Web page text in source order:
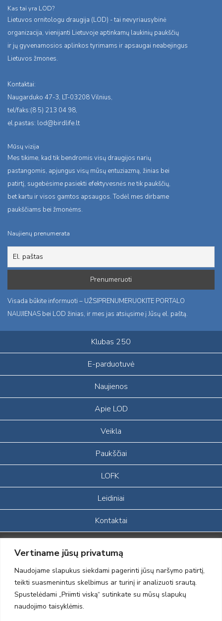
Vertiname jūsų privatumą
Naudojame slapukus siekdami pagerinti jūsų naršymo patirtį,
teikti suasmenintus skelbimus ar turinį ir analizuoti srautą.
Spustelėdami „Priimti viską“ sutinkate su mūsų slapukų
naudojimo taisyklėmis.
Kas tai yra LOD?
Lietuvos ornitologu draugija (LOD) - tai nevyriausybinė
organizacija, vienijanti Lietuvoje aptinkamų laukinių paukščių
ir jų gyvenamosios aplinkos tyrimams ir apsaugai neabejingus
Lietuvos žmones.
Kontaktai:
Naugarduko 47-3, LT-03208 Vilnius,
tel/faks:(8 5) 213 04 98,
el.pastas: lod@birdlife.lt
Mūsų vizija
Mes tikime, kad tik bendromis visų draugijos narių
pastangomis, apjungus visų mūsų entuziazmą, žinias bei
patirtį, sugebėsime pasiekti efektyvesnės ne tik paukščių,
bet kartu ir visos gamtos apsaugos. Todėl mes dirbame
paukščiams bei žmonėms.
Naujienų prenumerata
Visada būkite informuoti – UŽSIPRENUMERUOKITE PORTALO
NAUJIENAS bei LOD žinias, ir mes jas atsiųsime į Jūsų el. paštą.
Klubas 250
E-parduotuvė
Naujienos
Apie LOD
Veikla
Paukščiai
LOFK
Leidiniai
Kontaktai
Portalas sukurtas įgyvendinant Lietuvos Respublikos, Europos
ekonominės erdvės ir Norvegijos finansinių mechanizmų iš dalies
finansuojamą paprojektį
„LOD visuomeninės /gamtosauginės veiklos sustiprinimas ir įvaizdžio
formavimas įtraukiant visuomenę į aplinkosauginių tyrimų veiklą“
(paprojekčio
įgyvendinimo sutarties numeris 2004-LT0008-NVO-1EEE/NOR-02-